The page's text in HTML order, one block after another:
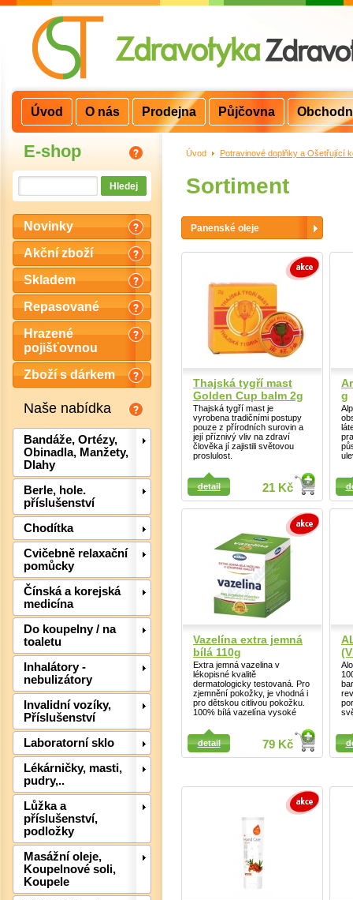
E-shop
Novinky
Akční zboží
Skladem
Repasované
Hrazené
pojišťovnou
Zboží s dárkem
Naše nabídka
Bandáže, Ortézy,
Obinadla, Manžety,
Dlahy
Berle, hole.
příslušenství
Chodítka
Cvičebně relaxační
pomůcky
Čínská a korejská
medicína
Do koupelny / na
toaletu
Inhalátory -
nebulizátory
Invalidní vozíky,
Příslušenství
Laboratorní sklo
Lékárničky, masti,
pudry,..
Lůžka a
příslušenství,
podložky
Masážní oleje,
Koupelnové soli,
Koupele
Úvod > Potravinové doplňky a Ošetřující
Sortiment
Panenské oleje
Thajská tygří mast
Golden Cup balm 2g
Thajská tygří mast je
vyrobena tradičními postupy
pouze z přírodních surovin a
její příznivý vliv na zdraví
člověka jí zajistili světovou
proslulost.
21 Kč
detail
g
Detail
Detail
Vazelína extra jemná
bílá 110g
Extra jemná vazelina v
lékopisné kvalitě
dermatologicky testovaná. Pro
zjemnění pokožky, je vhodná i
pro dětskou citlivou pokožku.
100% bílá vazelína vysoké
79 Kč
detail
Detail
Detail
Úvod O nás Prodejna Půjčovna